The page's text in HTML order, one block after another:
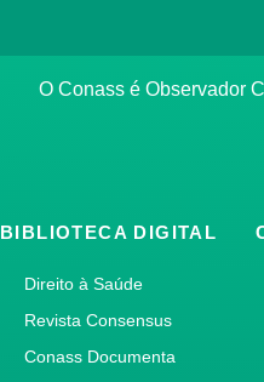
O Conass é
BIBLIOTECA DIGITAL
Direito à Saúde
Revista Consensus
Conass Documenta